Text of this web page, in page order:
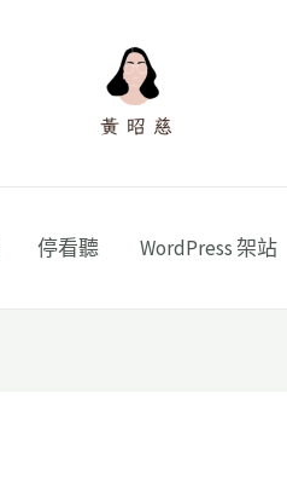
停看聽 WordPress 架站